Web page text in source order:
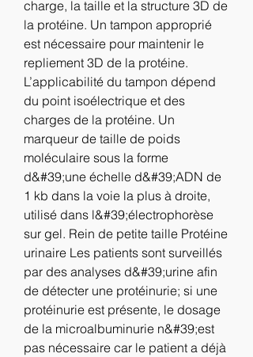
charge, la taille et la structure 3D de
la protéine. Un tampon approprié
est nécessaire pour maintenir le
repliement 3D de la protéine.
L’applicabilité du tampon dépend
du point isoélectrique et des
charges de la protéine. Un
marqueur de taille de poids
moléculaire sous la forme
d&#39;une échelle d&#39;ADN de
1 kb dans la voie la plus à droite,
utilisé dans l&#39;électrophorèse
sur gel. Rein de petite taille Protéine
urinaire Les patients sont surveillés
par des analyses d&#39;urine afin
de détecter une protéinurie; si une
protéinurie est présente, le dosage
de la microalbuminurie n&#39;est
pas nécessaire car le patient a déjà